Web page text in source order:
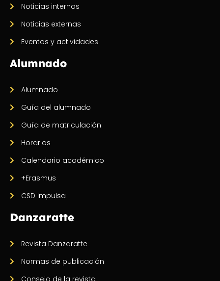
Noticias internas
Noticias externas
Eventos y actividades
Alumnado
Alumnado
Guía del alumnado
Guía de matriculación
Horarios
Calendario académico
+Erasmus
CSD Impulsa
Danzaratte
Revista Danzaratte
Normas de publicación